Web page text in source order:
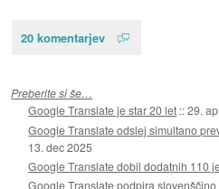
20 komentarjev
Preberite si še…
Google Translate je star 20 let ::29.
Google Translate odslej simultano
13. dec 2025
Google Translate dobil dodatnih 110
Google Translate podpira